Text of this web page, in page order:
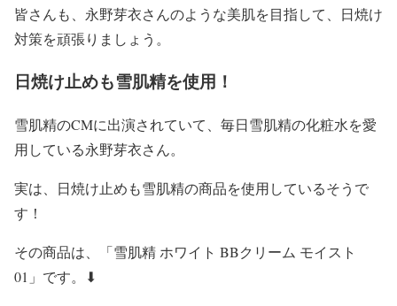
皆さんも、 永野芽衣さんのような美肌を目指して、 日焼け
対策を頑張りましょう。
日焼け止めも雪肌精を使用！
雪肌精のCMに出演されていて、毎日雪肌精の化粧水を愛
用している永野芽衣さん。
実は、 日焼け止めも雪肌精の商品を使用しているそうで
す！
その商品は、
「雪肌精 ホワイト BBクリーム モイスト
01」 です。⬇︎